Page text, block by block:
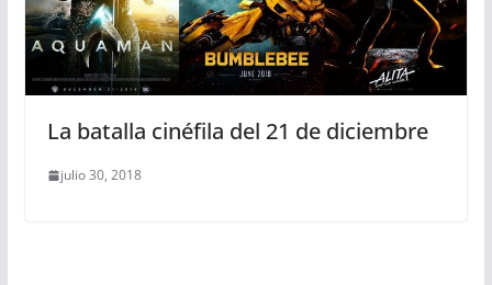
La batalla cinéfila del 21 de diciembre
julio 30, 2018